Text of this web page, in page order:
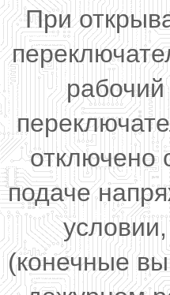
При
отключено
подаче
(конечные